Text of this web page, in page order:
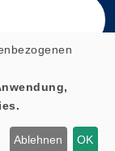
Ablehnen OK